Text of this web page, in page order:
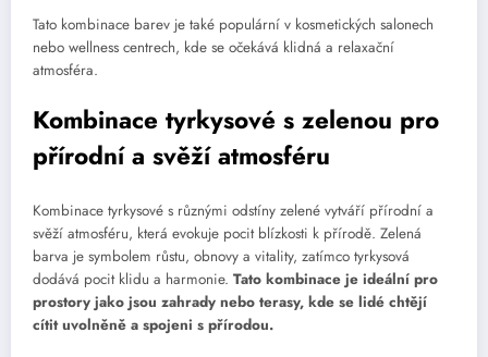
Tato kombinace barev je také populární v kosmetických salonech
nebo wellness centrech, kde se očekává klidná a relaxační
atmosféra.
Kombinace tyrkysové s zelenou pro
přírodní a svěží atmosféru
Kombinace tyrkysové s různými odstíny zelené vytváří přírodní a
svěží atmosféru, která evokuje pocit blízkosti k přírodě. Zelená
barva je symbolem růstu, obnovy a vitality, zatímco tyrkysová
dodává pocit klidu a harmonie. Tato kombinace je ideální pro
prostory jako jsou zahrady nebo terasy, kde se lidé chtějí
cítit uvolněně a spojeni s přírodou.